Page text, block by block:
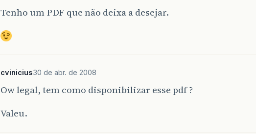
Tenho um PDF que não deixa a desejar.
cvinicius30 de abr. de 2008
Ow legal, tem como disponibilizar esse pdf ?
Valeu.